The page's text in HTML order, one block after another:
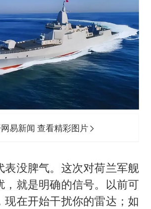
易新闻 查看精彩图片
表没脾气。这次对荷兰军舰
，就是明确的信号。以前可
现在开始干扰你的雷达；如